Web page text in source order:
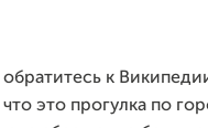
к
это прогулка по